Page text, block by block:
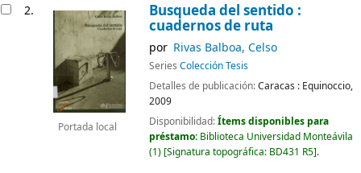
2.
Portada local
Busqueda del sentido :
cuadernos de ruta
por Rivas Balboa, Celso
Series Colección Tesis
Detalles de publicación:Caracas : Equinoccio,
2009
Disponibilidad:Ítems disponibles para
préstamo: Biblioteca Universidad Monteávila
(1) Signatura topográfica: BD431 R5 .